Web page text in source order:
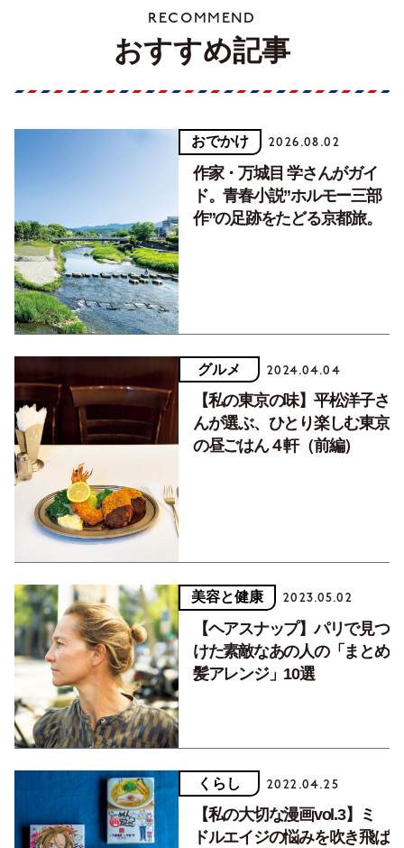
RECOMMEND
おすすめ記事
おでかけ 2026.08.02
作家・万城目 学さんがガイ
ド。青春小説”ホルモー三部
作”の足跡をたどる京都旅。
グルメ 2024.04.04
【私の東京の味】平松洋子さ
んが選ぶ、ひとり楽しむ東京
の昼ごはん４軒（前編）
美容と健康 2023.05.02
【ヘアスナップ】パリで見つ
けた素敵なあの人の「まとめ
髪アレンジ」10選
くらし 2022.04.25
【私の大切な漫画vol.3】ミ
ドルエイジの悩みを吹き飛ば